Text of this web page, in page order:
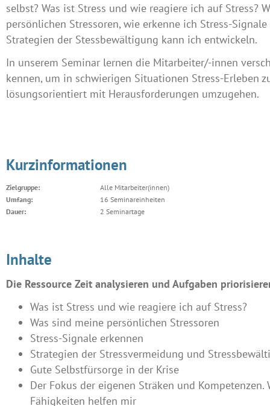
selbst? Was ist Stress und wie reagiere ich auf Stress?
persönlichen Stressoren, wie erkenne ich Stress-
Strategien der Stessbewältigung kann ich entwickeln.
In unserem Seminar lernen die Mitarbeiter/-innen
kennen, um in schwierigen Situationen Stress-Erleben
lösungsorientiert mit Herausforderungen umzugehen.
Kurzinformationen
Zielgruppe:
Alle Mitarbeiter(innen)
Umfang:
16 Seminareinheiten
Dauer:
2 Seminartage
Inhalte
Die Ressource Zeit analysieren und Aufgaben
Was ist Stress und wie reagiere ich auf Stress?
Was sind meine persönlichen Stressoren
Stress-Signale erkennen
Strategien der Stressvermeidung und
Gute Selbstfürsorge in der Krise
Der Fokus der eigenen Sträken und Kompetenzen.
Fähigkeiten helfen mir